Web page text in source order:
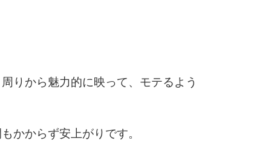
りから魅力的に映って、モテるよう
かからず安上がりです。